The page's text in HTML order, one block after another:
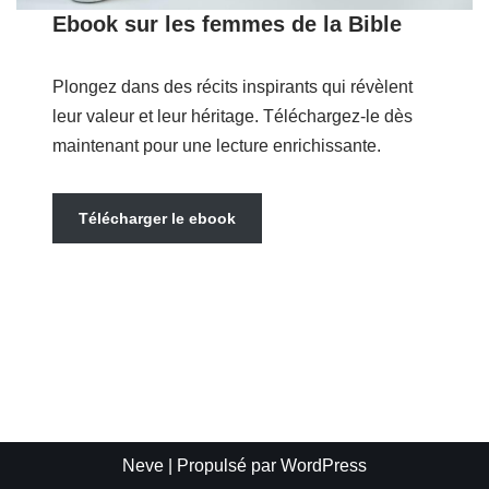
Ebook sur les femmes de la Bible
Plongez dans des récits inspirants qui révèlent
leur valeur et leur héritage. Téléchargez-le dès
maintenant pour une lecture enrichissante.
Télécharger le ebook
Neve | Propulsé par WordPress